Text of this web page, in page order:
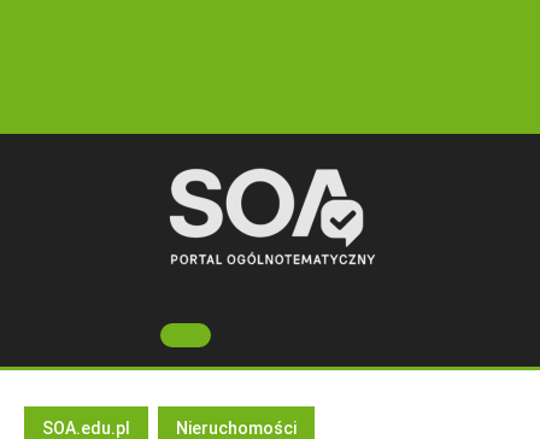
Open
Button
SOA.edu.pl Nieruchomości